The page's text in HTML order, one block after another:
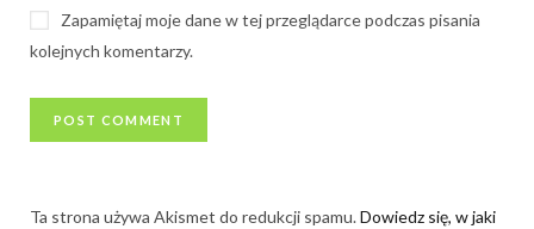
Zapamiętaj moje dane w tej przeglądarce podczas pisania
kolejnych komentarzy.
Ta strona używa Akismet do redukcji spamu.Dowiedz się, w jaki